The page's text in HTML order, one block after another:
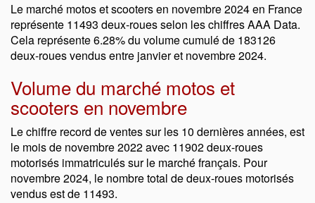
Le marché motos et scooters en novembre 2024 en France
représente 11493 deux-roues selon les chiffres AAA Data.
Cela représente 6.28% du volume cumulé de 183126
deux-roues vendus entre janvier et novembre 2024.
Volume du marché motos et
scooters en novembre
Le chiffre record de ventes sur les 10 dernières années, est
le mois de novembre 2022 avec 11902 deux-roues
motorisés immatriculés sur le marché français. Pour
novembre 2024, le nombre total de deux-roues motorisés
vendus est de 11493.